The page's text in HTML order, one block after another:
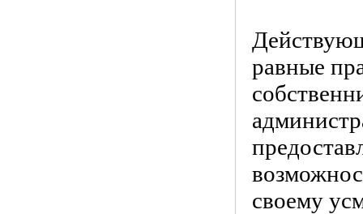
равные
своему